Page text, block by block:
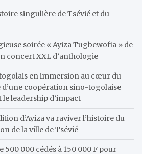
singulière de Tsévié et du
soirée « Ayiza Tugbewofia » de
concert XXL d’anthologie
en immersion au cœur du
coopération sino-togolaise
le leadership d’impact
d’Ayiza va raviver l’histoire du
de la ville de Tsévié
500 000 cédés à 150 000 F pour